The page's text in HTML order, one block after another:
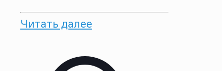
Читать далее